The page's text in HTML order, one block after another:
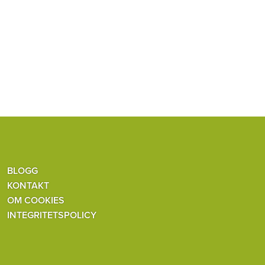
BLOGG
KONTAKT
OM COOKIES
INTEGRITETSPOLICY